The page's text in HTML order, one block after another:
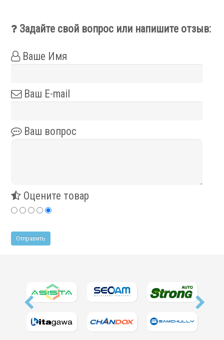
Диагностика неисправностей станков
Заявка
Задайте свой вопрос или напишите отзыв:
Ваше Имя
Ваш E-mail
Ваш вопрос
Оцените товар